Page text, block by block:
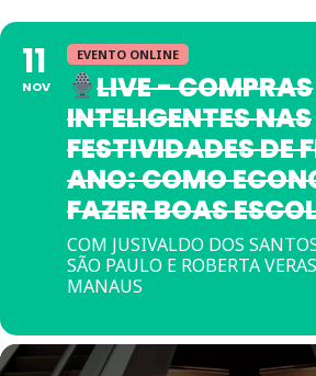
11
NOV
EVENTO ONLINE
LIVE - COMPRAS
INTELIGENTES NAS
FESTIVIDADES DE
ANO: COMO
FAZER BOAS
COM JUSIVALDO DOS
SÃO PAULO E ROBERTA
MANAUS